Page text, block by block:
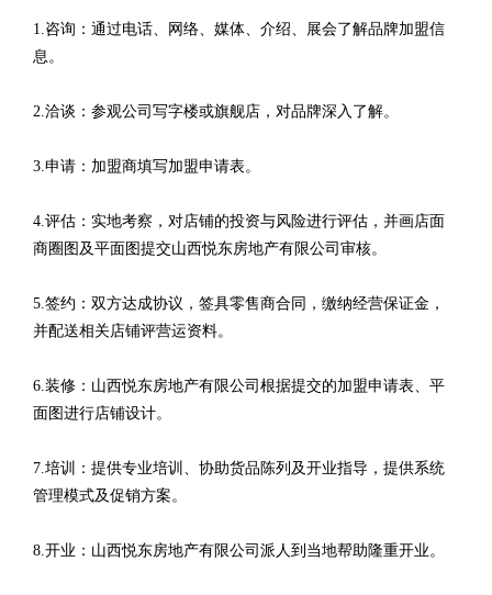
1.咨询：通过电话、网络、媒体、介绍、展会了解品牌加盟信
息。
2.洽谈：参观公司写字楼或旗舰店，对品牌深入了解。
3.申请：加盟商填写加盟申请表。
4.评估：实地考察，对店铺的投资与风险进行评估，并画店面
商圈图及平面图提交山西悦东房地产有限公司审核。
5.签约：双方达成协议，签具零售商合同，缴纳经营保证金，
并配送相关店铺评营运资料。
6.装修：山西悦东房地产有限公司根据提交的加盟申请表、平
面图进行店铺设计。
7.培训：提供专业培训、协助货品陈列及开业指导，提供系统
管理模式及促销方案。
8.开业：山西悦东房地产有限公司派人到当地帮助隆重开业。